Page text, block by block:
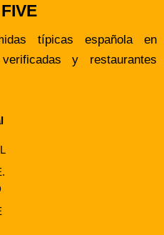
típicas española en
y restaurantes